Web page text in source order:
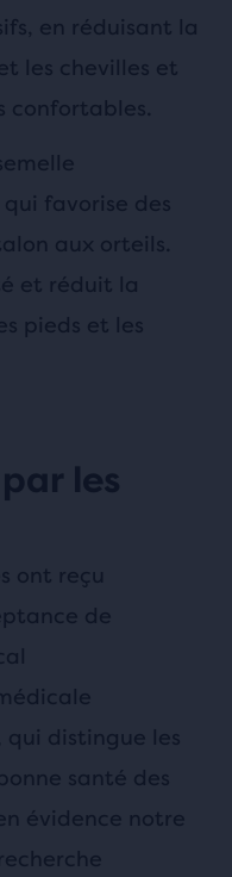
en réduisant la
les chevilles et
confortables.
favorise des
aux orteils.
et réduit la
pieds et les
les
ont reçu
de
distingue les
santé des
évidence notre